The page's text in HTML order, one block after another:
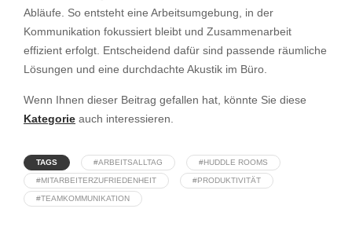
Abläufe. So entsteht eine Arbeitsumgebung, in der
Kommunikation fokussiert bleibt und Zusammenarbeit
effizient erfolgt. Entscheidend dafür sind passende räumliche
Lösungen und eine durchdachte Akustik im Büro.
Wenn Ihnen dieser Beitrag gefallen hat, könnte Sie diese
Kategorie auch interessieren.
TAGS #ARBEITSALLTAG #HUDDLE ROOMS
#MITARBEITERZUFRIEDENHEIT #PRODUKTIVITÄT
#TEAMKOMMUNIKATION